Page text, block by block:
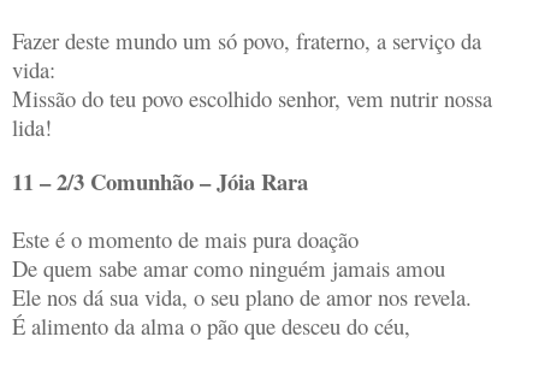
Fazer deste mundo um só povo, fraterno, a serviço da
vida:
Missão do teu povo escolhido senhor, vem nutrir nossa
lida!
11 – 2/3 Comunhão – Jóia Rara
Este é o momento de mais pura doação
De quem sabe amar como ninguém jamais amou
Ele nos dá sua vida, o seu plano de amor nos revela.
É alimento da alma o pão que desceu do céu,